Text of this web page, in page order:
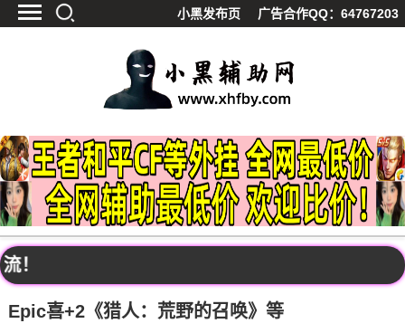
小黑发布页 广告合作QQ：64767203
精品软件
源码分享
资源宝库
影视解析
！
Epic喜+2《猎人：荒野的召唤》等